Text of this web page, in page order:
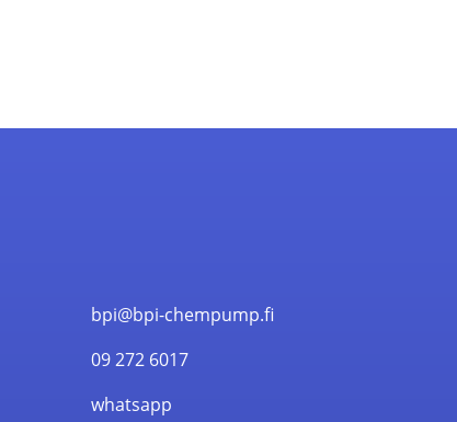
bpi@bpi-chempump.fi
09 272 6017
whatsapp